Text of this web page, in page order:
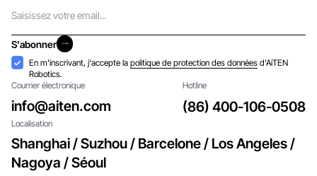
S'abonner
S'abonner
Acceptation
En m'inscrivant, j'accepte lapolitique de protection des données d'AiTEN
Robotics.
Courrier électronique
info@aiten.com
Hotline
(86) 400-106-0508
Localisation
Shanghai / Suzhou / Barcelone / Los Angeles /
Nagoya / Séoul